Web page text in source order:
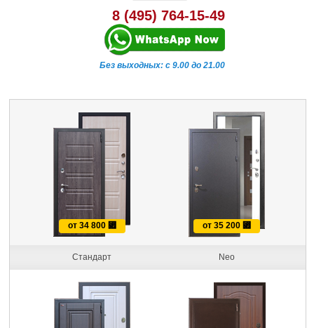
8 (495) 764-15-49
Без выходных: с 9.00 до 21.00
от 34 800 ⃏
Стандарт
от 35 200 ⃏
Neo